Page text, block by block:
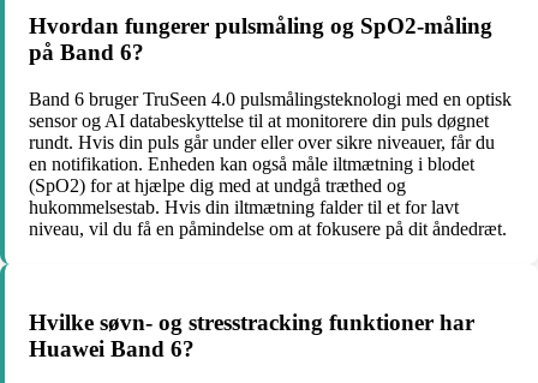
Hvordan fungerer pulsmåling og SpO2-måling
på Band 6?
Band 6 bruger TruSeen 4.0 pulsmålingsteknologi med en optisk
sensor og AI databeskyttelse til at monitorere din puls døgnet
rundt. Hvis din puls går under eller over sikre niveauer, får du
en notifikation. Enheden kan også måle iltmætning i blodet
(SpO2) for at hjælpe dig med at undgå træthed og
hukommelsestab. Hvis din iltmætning falder til et for lavt
niveau, vil du få en påmindelse om at fokusere på dit åndedræt.
Hvilke søvn- og stresstracking funktioner har
Huawei Band 6?